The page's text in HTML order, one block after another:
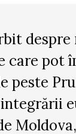
care pot
peste